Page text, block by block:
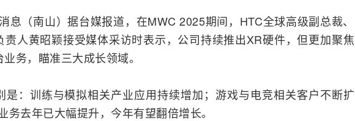
息（南山）据台媒报道，在MWC 2025期间，HTC全球高级副总裁、
责人黄昭颖接受媒体采访时表示，公司持续推出XR硬件，但更加聚焦
务，瞄准三大成长领域。
是：训练与模拟相关产业应用持续增加；游戏与电竞相关客户不断扩
务去年已大幅提升，今年有望翻倍增长。